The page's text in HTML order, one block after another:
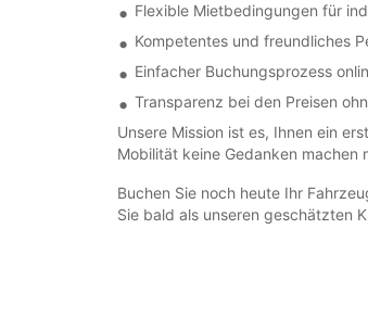
Flexible Mietbedingungen für
Kompetentes und freundliches
Einfacher Buchungsprozess
Transparenz bei den Preisen
Unsere Mission ist es, Ihnen ein
Mobilität keine Gedanken machen
Buchen Sie noch heute Ihr
Sie bald als unseren geschätzten